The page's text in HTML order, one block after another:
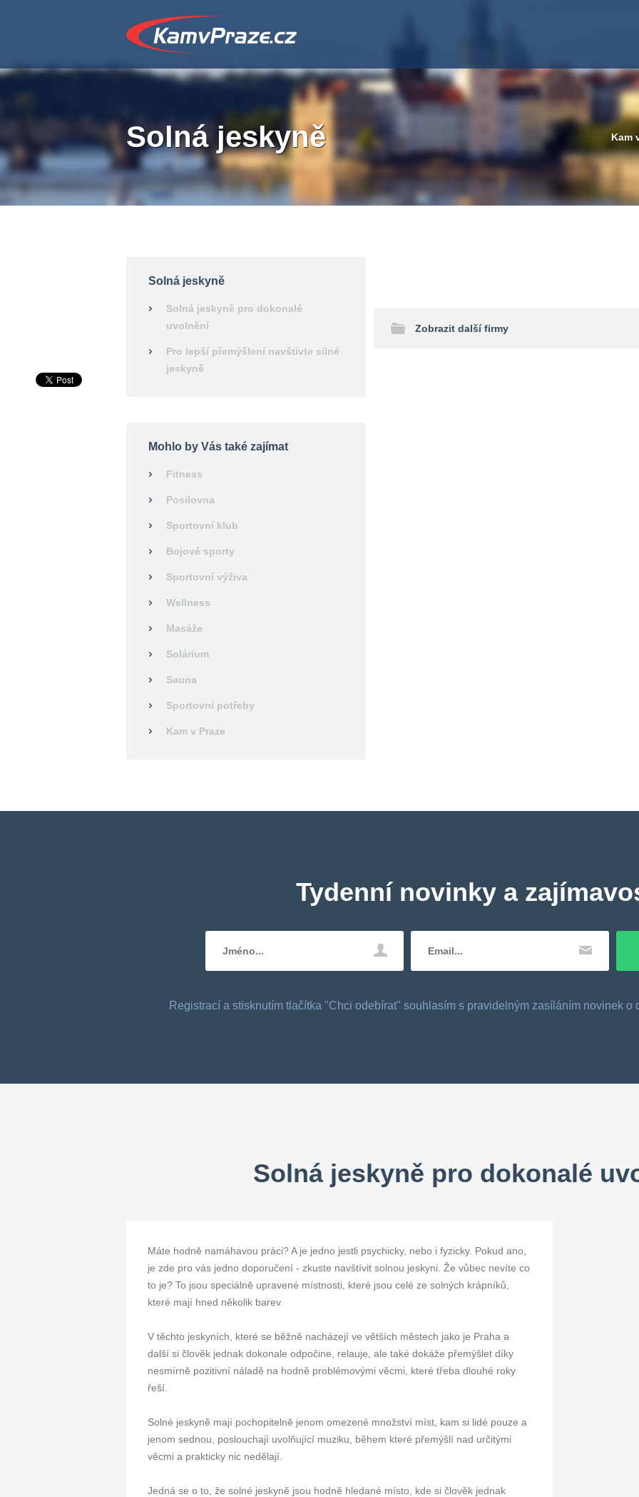
Solná jeskyně Kam
Solná jeskyně
Solná jeskyně pro dokonalé
uvolnění
Pro lepší přemýšlení navštivte silné
jeskyně
Mohlo by Vás také zajímat
Fitness
Posilovna
Sportovní klub
Bojové sporty
Sportovní výživa
Wellness
Masáže
Solárium
Sauna
Sportovní potřeby
Kam v Praze
Zobrazit další firmy
Tydenní novinky a
Registrací a stisknutím tlačítka "Chci odebírat" souhlasím s pravidelným zasíláním novinek o
Solná jeskyně pro dokonalé
Máte hodně namáhavou práci? A je jedno jestli psychicky, nebo i fyzicky. Pokud ano,
je zde pro vás jedno doporučení - zkuste navštívit solnou jeskyni. Že vůbec nevíte co
to je? To jsou speciálně upravené místnosti, které jsou celé ze solných krápníků,
které mají hned několik barev.
V těchto jeskyních, které se běžně nacházejí ve větších městech jako je Praha a
další si člověk jednak dokonale odpočine, relauje, ale také dokáže přemýšlet díky
nesmírně pozitivní náladě na hodně problémovými věcmi, které třeba dlouhé roky
řeší.
Solné jeskyně mají pochopitelně jenom omezené množství míst, kam si lidé pouze a
jenom sednou, poslouchají uvolňující muziku, během které přemýšlí nad určitými
věcmi a prakticky nic nedělají.
Jedná se o to, že solné jeskyně jsou hodně hledané místo, kde si člověk jednak